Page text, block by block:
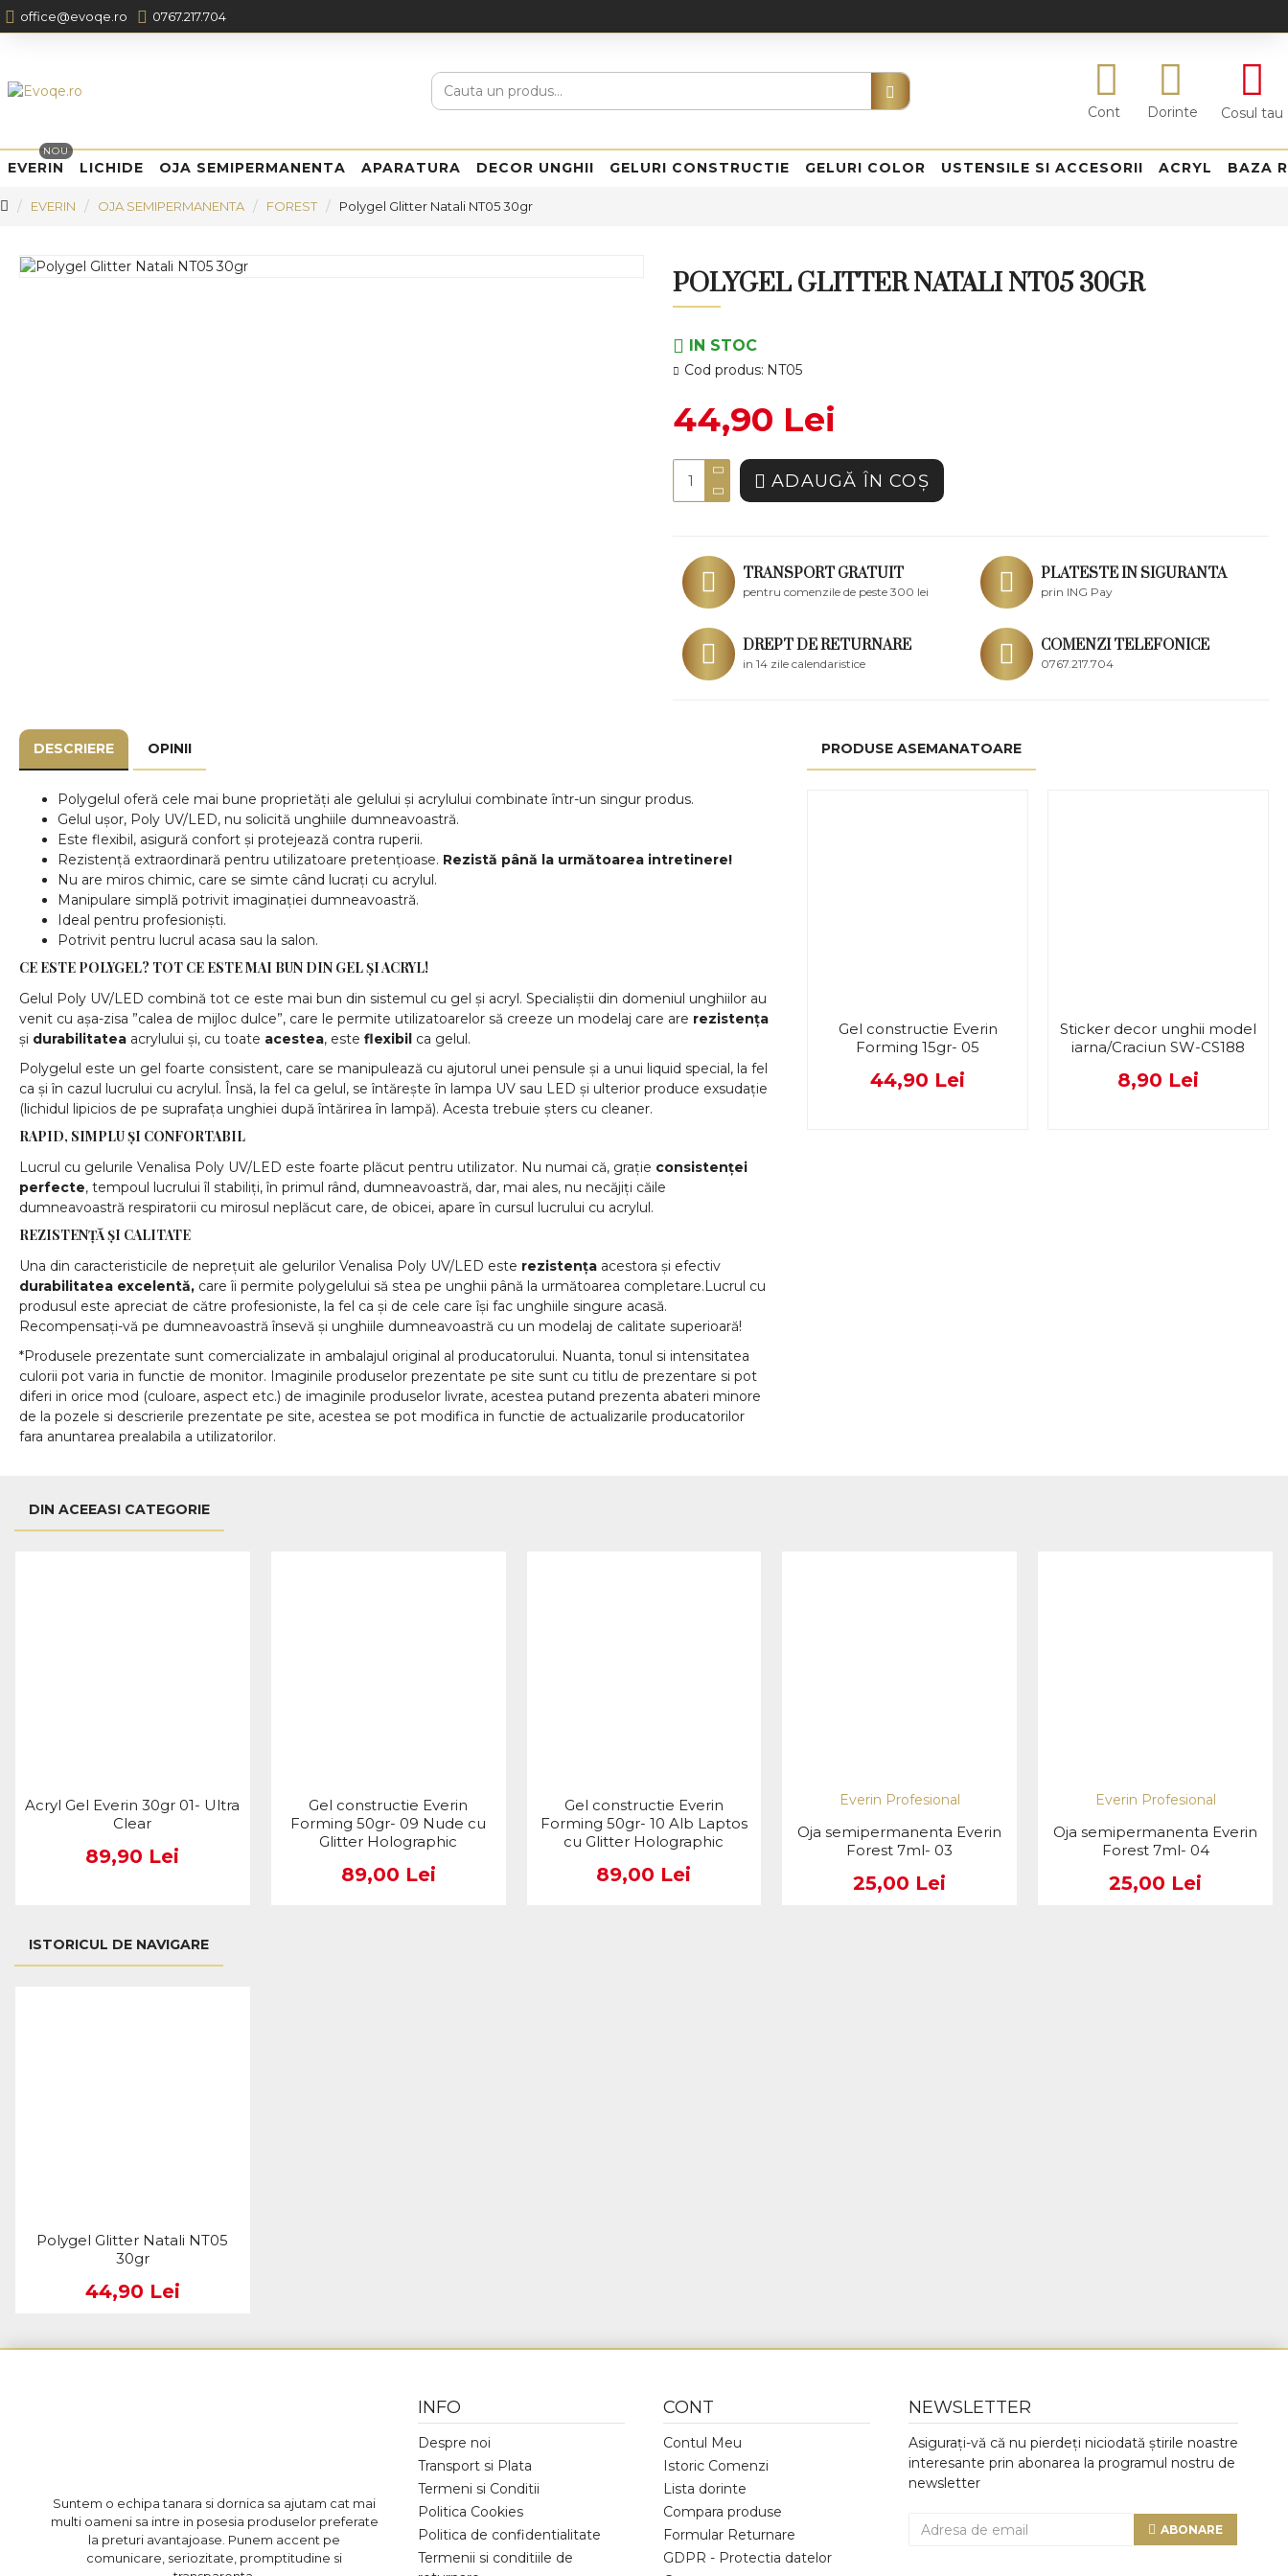
office@evoqe.ro 0767.217.704
Cont Dorinte Cosul tau
EVERIN
NOU
LICHIDE OJA SEMIPERMANENTA APARATURA DECOR UNGHII GELURI CONSTRUCTIE GELURI COLOR USTENSILE SI ACCESORII ACRYL BAZA
EVERIN OJA SEMIPERMANENTA FOREST Polygel Glitter Natali NT05 30gr
POLYGEL GLITTER NATALI NT05 30GR
IN STOC
Cod produs: NT05
44,90 Lei
ADAUGĂ ÎN COŞ
TRANSPORT GRATUIT
pentru comenzile de peste 300 lei
PLATESTE IN SIGURANTA
prin ING Pay
DREPT DE RETURNARE
in 14 zile calendaristice
COMENZI TELEFONICE
0767.217.704
DESCRIERE OPINII
Polygelul oferă cele mai bune proprietăți ale gelului și acrylului combinate într-un singur produs.
Gelul ușor, Poly UV/LED, nu solicită unghiile dumneavoastră.
Este flexibil, asigură confort și protejează contra ruperii.
Rezistență extraordinară pentru utilizatoare pretențioase. Rezistă până la următoarea intretinere!
Nu are miros chimic, care se simte când lucrați cu acrylul.
Manipulare simplă potrivit imaginației dumneavoastră.
Ideal pentru profesioniști.
Potrivit pentru lucrul acasa sau la salon.
CE ESTE POLYGEL? TOT CE ESTE MAI BUN DIN GEL ȘI ACRYL!
Gelul Poly UV/LED combină tot ce este mai bun din sistemul cu gel și acryl. Specialiștii din domeniul unghiilor au
venit cu așa-zisa ”calea de mijloc dulce”, care le permite utilizatoarelor să creeze un modelaj care are rezistența
și durabilitatea acrylului și, cu toate acestea, este flexibil ca gelul.
Polygelul este un gel foarte consistent, care se manipulează cu ajutorul unei pensule și a unui liquid special, la fel
ca și în cazul lucrului cu acrylul. Însă, la fel ca gelul, se întărește în lampa UV sau LED și ulterior produce exsudație
(lichidul lipicios de pe suprafața unghiei după întărirea în lampă). Acesta trebuie șters cu cleaner.
RAPID, SIMPLU ȘI CONFORTABIL
Lucrul cu gelurile Venalisa Poly UV/LED este foarte plăcut pentru utilizator. Nu numai că, grație consistenței
perfecte, tempoul lucrului îl stabiliți, în primul rând, dumneavoastră, dar, mai ales, nu necăjiți căile
dumneavoastră respiratorii cu mirosul neplăcut care, de obicei, apare în cursul lucrului cu acrylul.
REZISTENȚĂ ȘI CALITATE
Una din caracteristicile de neprețuit ale gelurilor Venalisa Poly UV/LED este rezistența acestora și efectiv
durabilitatea excelentă, care îi permite polygelului să stea pe unghii până la următoarea completare.Lucrul cu
produsul este apreciat de către profesioniste, la fel ca și de cele care își fac unghiile singure acasă.
Recompensați-vă pe dumneavoastră însevă și unghiile dumneavoastră cu un modelaj de calitate superioară!
*Produsele prezentate sunt comercializate in ambalajul original al producatorului. Nuanta, tonul si intensitatea
culorii pot varia in functie de monitor. Imaginile produselor prezentate pe site sunt cu titlu de prezentare si pot
diferi in orice mod (culoare, aspect etc.) de imaginile produselor livrate, acestea putand prezenta abateri minore
de la pozele si descrierile prezentate pe site, acestea se pot modifica in functie de actualizarile producatorilor
fara anuntarea prealabila a utilizatorilor.
PRODUSE ASEMANATOARE
Gel constructie Everin
Forming 15gr- 05
44,90 Lei
Sticker decor unghii model
iarna/Craciun SW-CS188
8,90 Lei
DIN ACEEASI CATEGORIE
Acryl Gel Everin 30gr 01- Ultra
Clear
89,90 Lei
Gel constructie Everin
Forming 50gr- 09 Nude cu
Glitter Holographic
89,00 Lei
Gel constructie Everin
Forming 50gr- 10 Alb Laptos
cu Glitter Holographic
89,00 Lei
Everin Profesional
Oja semipermanenta Everin
Forest 7ml- 03
25,00 Lei
Everin Profesional
Oja semipermanenta Everin
Forest 7ml- 04
25,00 Lei
ISTORICUL DE NAVIGARE
Polygel Glitter Natali NT05
30gr
44,90 Lei
Suntem o echipa tanara si dornica sa ajutam cat mai
multi oameni sa intre in posesia produselor preferate
la preturi avantajoase. Punem accent pe
comunicare, seriozitate, promptitudine si
INFO
Despre noi
Transport si Plata
Termeni si Conditii
Politica Cookies
Politica de confidentialitate
Termenii si conditiile de
CONT
Contul Meu
Istoric Comenzi
Lista dorinte
Compara produse
Formular Returnare
GDPR - Protectia datelor
NEWSLETTER
Asigurați-vă că nu pierdeți niciodată știrile noastre
interesante prin abonarea la programul nostru de
newsletter
ABONARE